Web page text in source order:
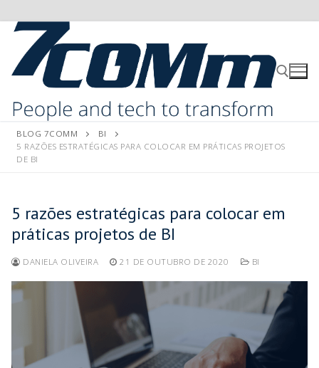
BLOG 7COMM
BI
5 RAZÕES ESTRATÉGICAS PARA COLOCAR EM PRÁTICAS PROJETOS
DE BI
5 razões estratégicas para colocar em
práticas projetos de BI
DANIELA OLIVEIRA 21 DE OUTUBRO DE 2020 BI